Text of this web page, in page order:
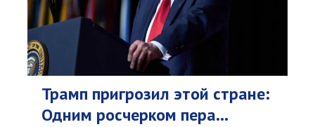
Трамп пригрозил этой стране:
Одним росчерком пера...